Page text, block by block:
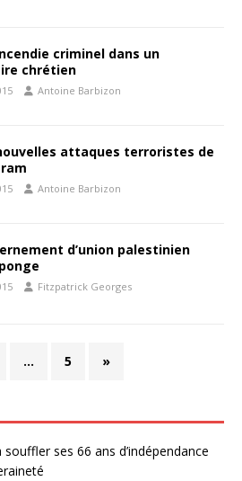
criminel dans un
chrétien
Antoine Barbizon
attaques terroristes de
Antoine Barbizon
d’union palestinien
Fitzpatrick Georges
… 5 »
ses 66 ans d’indépendance